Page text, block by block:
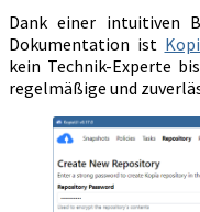
Dank einer intuitiven
Dokumentation ist
kein Technik-Experte
regelmäßige und